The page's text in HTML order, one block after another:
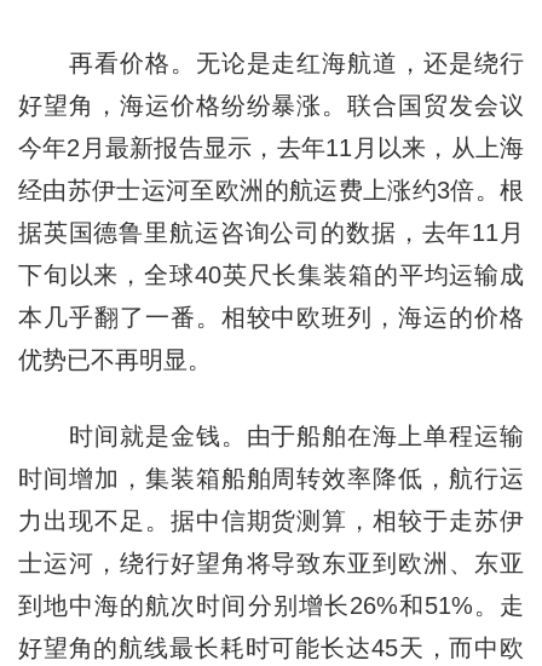
再看价格。无论是走红海航道，还是绕行
好望角，海运价格纷纷暴涨。联合国贸发会议
今年2月最新报告显示，去年11月以来，从上海
经由苏伊士运河至欧洲的航运费上涨约3倍。根
据英国德鲁里航运咨询公司的数据，去年11月
下旬以来，全球40英尺长集装箱的平均运输成
本几乎翻了一番。相较中欧班列，海运的价格
优势已不再明显。
时间就是金钱。由于船舶在海上单程运输
时间增加，集装箱船舶周转效率降低，航行运
力出现不足。据中信期货测算，相较于走苏伊
士运河，绕行好望角将导致东亚到欧洲、东亚
到地中海的航次时间分别增长26%和51%。走
好望角的航线最长耗时可能长达45天，而中欧